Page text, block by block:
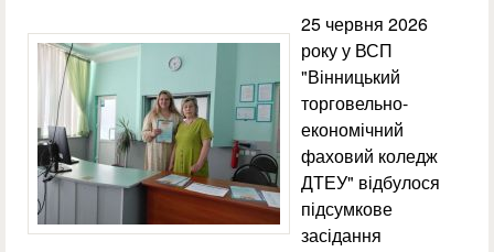
25 червня 2026
року у ВСП
"Вінницький
торговельно-
економічний
фаховий коледж
ДТЕУ" відбулося
підсумкове
засідання